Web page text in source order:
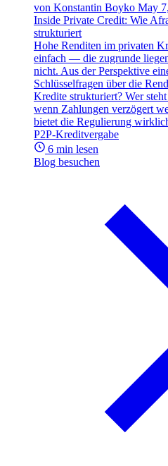
von Konstantin Boyko May
Inside Private Credit: Wie
strukturiert
Hohe Renditen im privaten
einfach — die zugrunde
nicht. Aus der Perspektive
Schlüsselfragen über die
Kredite strukturiert? Wer
wenn Zahlungen verzögert
bietet die Regulierung
P2P-Kreditvergabe
6 min lesen
Blog besuchen